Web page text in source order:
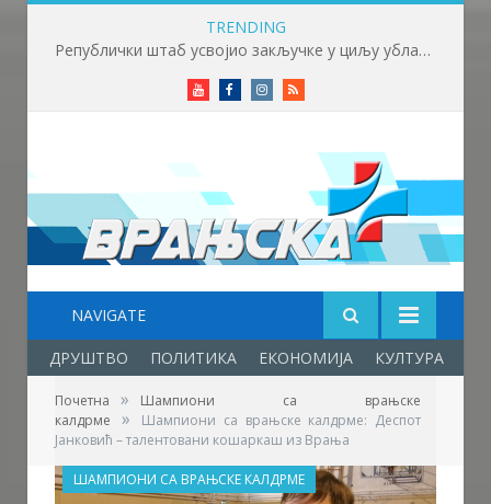
TRENDING
Републички штаб усвојио закључке у циљу ублажавања последица високих температура и пожара​
YoutubeFacebookInstagram
RSS
NAVIGATE
ДРУШТВО ПОЛИТИКА ЕКОНОМИЈА КУЛТУРА
Почетна »
Шампиони са врањске
калдрме
»
Шампиони са врањске калдрме: Деспот
Јанковић – талентовани кошаркаш из Врања
ШАМПИОНИ СА ВРАЊСКЕ КАЛДРМЕ